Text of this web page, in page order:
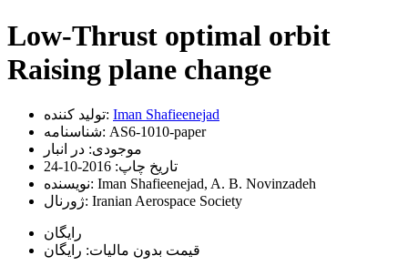
Low-Thrust optimal orbit
Raising plane change
تولید کننده: Iman Shafieenejad
شناسنامه: AS6-1010-paper
موجودی: در انبار
تاریخ چاپ: 2016-10-24
نویسنده: Iman Shafieenejad, A. B. Novinzadeh
ژورنال: Iranian Aerospace Society
رایگان
قیمت بدون مالیات: رایگان